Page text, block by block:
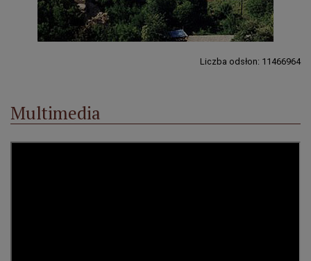
Liczba odsłon: 11466964
Multimedia